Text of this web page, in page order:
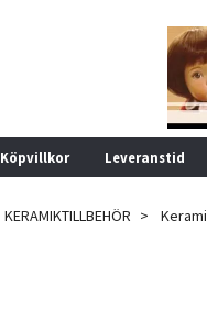
Köpvillkor Leveranstid
KERAMIKTILLBEHÖR